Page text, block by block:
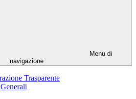
Menu di
navigazione
Trasparente